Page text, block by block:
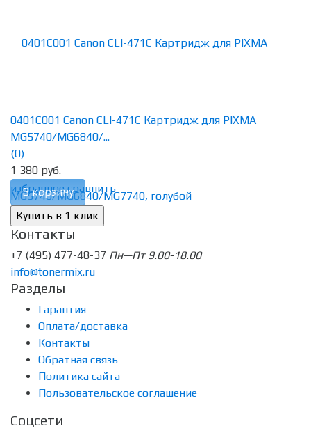
избранное сравнить
0401C001 Canon CLI-471C Картридж для PIXMA
MG5740/MG6840/...
(0)
1 380 руб.
В корзину
Контакты
+7 (495) 477-48-37 Пн—Пт 9.00-18.00
info@tonermix.ru
Разделы
Гарантия
Оплата/доставка
Контакты
Обратная связь
Политика сайта
Пользовательское соглашение
Соцсети